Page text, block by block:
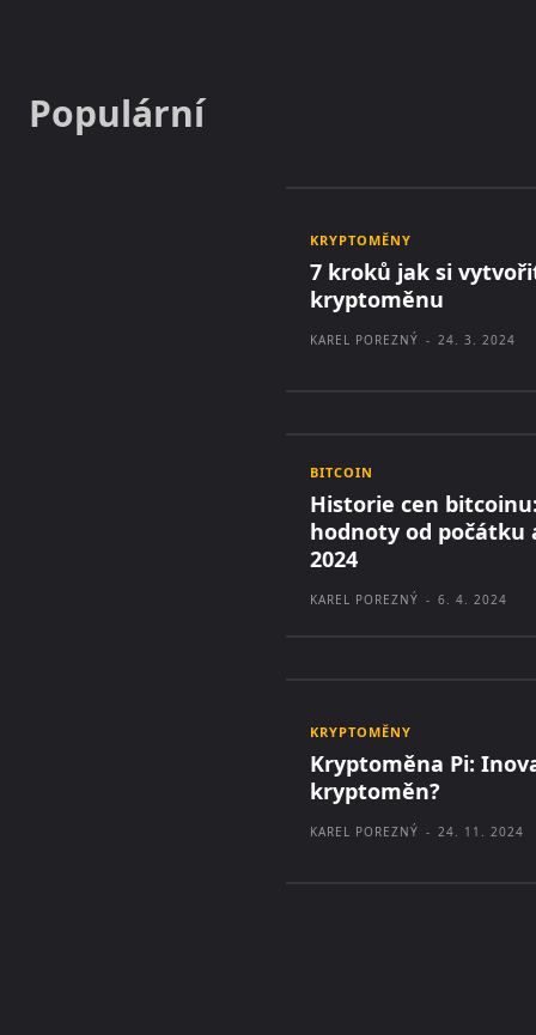
Populární
KRYPTOMĚNY
7 kroků jak si
kryptoměnu
KAREL POREZNÝ - 24. 3. 2024
BITCOIN
Historie cen
hodnoty od počátku
2024
KAREL POREZNÝ - 6. 4. 2024
KRYPTOMĚNY
Kryptoměna Pi:
kryptoměn?
KAREL POREZNÝ - 24. 11. 2024